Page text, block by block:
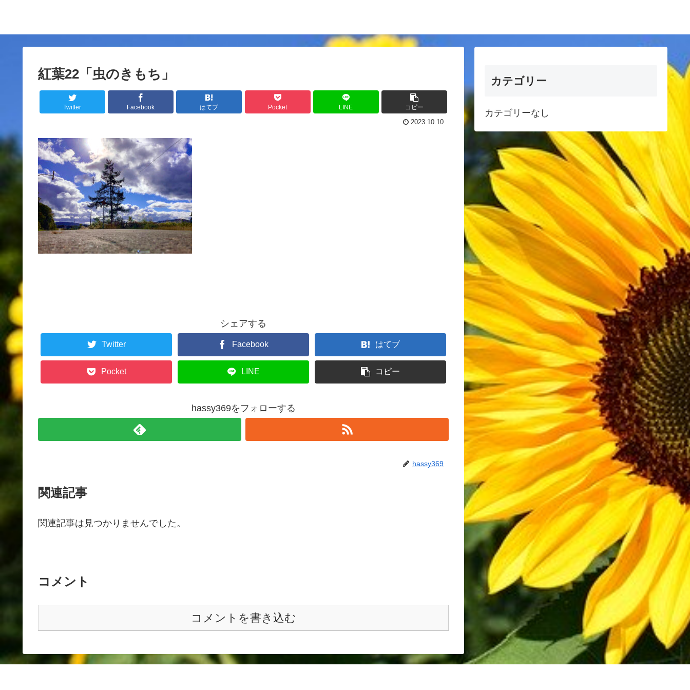
紅葉22「虫のきもち」
Twitter Facebook はてブ Pocket LINE コピー
2023.10.10
シェアする
Twitter Facebook はてブ
Pocket LINE コピー
hassy369をフォローする
hassy369
関連記事
関連記事は見つかりませんでした。
コメント
コメントを書き込む
カテゴリー
カテゴリーなし